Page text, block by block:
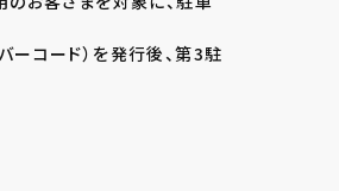
コード）を発行後、第3駐